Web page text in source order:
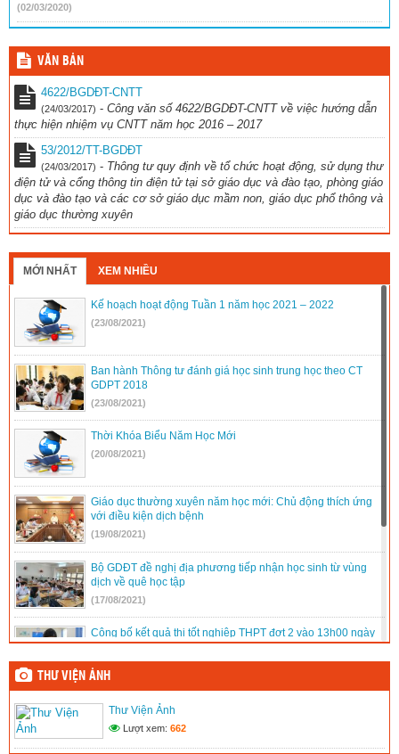
(02/03/2020)
VĂN BẢN
4622/BGDĐT-CNTT
(24/03/2017) - Công văn số 4622/BGDĐT-CNTT về việc hướng dẫn
thực hiện nhiệm vụ CNTT năm học 2016 – 2017
53/2012/TT-BGDĐT
(24/03/2017) - Thông tư quy định về tổ chức hoạt động, sử dụng thư
điện tử và cổng thông tin điện tử tại sở giáo dục và đào tạo, phòng giáo
dục và đào tạo và các cơ sở giáo dục mầm non, giáo dục phổ thông và
giáo dục thường xuyên
MỚI NHẤT XEM NHIỀU
Kế hoạch hoạt động Tuần 1 năm học 2021 – 2022
(23/08/2021)
Ban hành Thông tư đánh giá học sinh trung học theo CT
GDPT 2018
(23/08/2021)
Thời Khóa Biểu Năm Học Mới
(20/08/2021)
Giáo dục thường xuyên năm học mới: Chủ động thích ứng
với điều kiện dịch bệnh
(19/08/2021)
Bộ GDĐT đề nghị địa phương tiếp nhận học sinh từ vùng
dịch về quê học tập
(17/08/2021)
Công bố kết quả thi tốt nghiệp THPT đợt 2 vào 13h00 ngày
16/8
thông
(02/03/2020)
THƯ VIỆN ẢNH
Thư Viện Ảnh
Lượt xem: 662